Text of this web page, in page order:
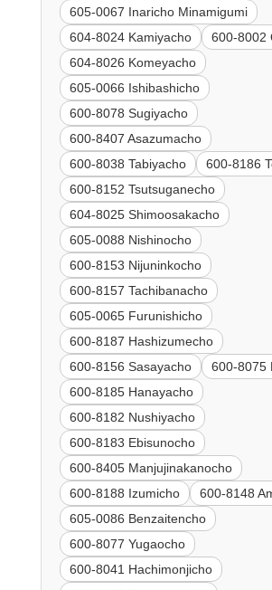
605-0067 Inaricho Minamigumi
604-8024 Kamiyacho
600-8002
604-8026 Komeyacho
605-0066 Ishibashicho
600-8078 Sugiyacho
600-8407 Asazumacho
600-8038 Tabiyacho
600-8186
600-8152 Tsutsuganecho
604-8025 Shimoosakacho
605-0088 Nishinocho
600-8153 Nijuninkocho
600-8157 Tachibanacho
605-0065 Furunishicho
600-8187 Hashizumecho
600-8156 Sasayacho
600-8075
600-8185 Hanayacho
600-8182 Nushiyacho
600-8183 Ebisunocho
600-8405 Manjujinakanocho
600-8188 Izumicho
600-8148
605-0086 Benzaitencho
600-8077 Yugaocho
600-8041 Hachimonjicho